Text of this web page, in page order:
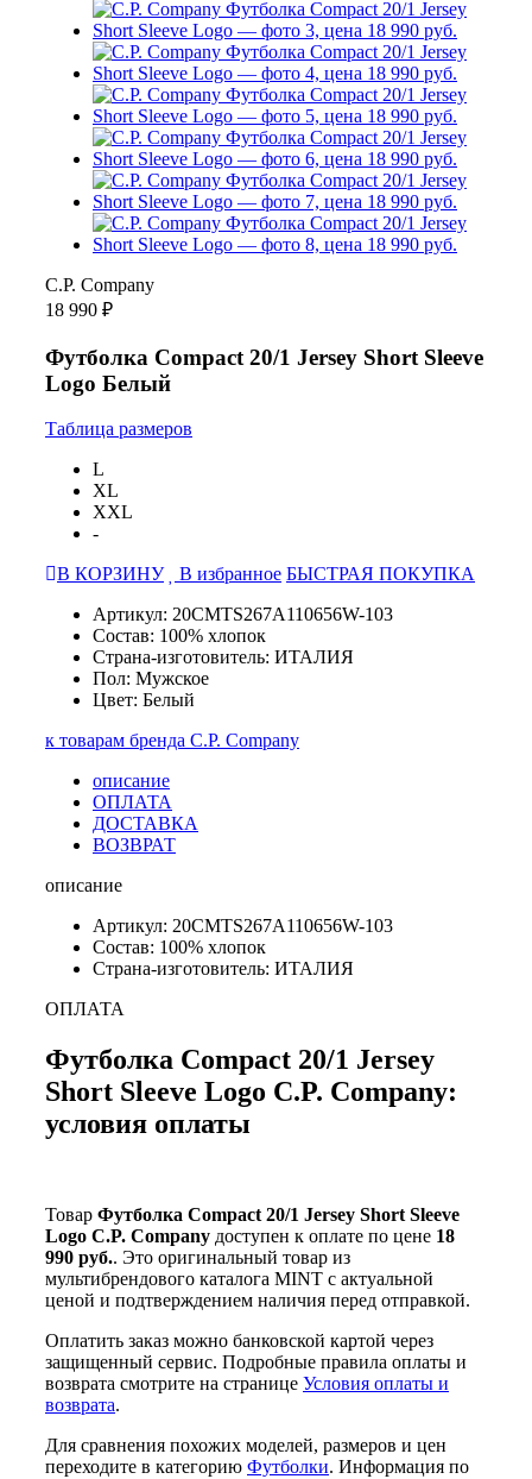
C.P. Company
18 990 ₽
Футболка Compact 20/1 Jersey Short Sleeve
Logo Белый
Таблица размеров
L
XL
XXL
-
В КОРЗИНУ
В избранное БЫСТРАЯ ПОКУПКА
Артикул: 20CMTS267A110656W-103
Состав: 100% хлопок
Страна-изготовитель: ИТАЛИЯ
Пол: Мужское
Цвет: Белый
к товарам бренда C.P. Company
описание
ОПЛАТА
ДОСТАВКА
ВОЗВРАТ
описание
Артикул: 20CMTS267A110656W-103
Состав: 100% хлопок
Страна-изготовитель: ИТАЛИЯ
ОПЛАТА
Футболка Compact 20/1 Jersey
Short Sleeve Logo C.P. Company:
условия оплаты
Товар Футболка Compact 20/1 Jersey Short Sleeve
Logo C.P. Company доступен к оплате по цене 18
990 руб.. Это оригинальный товар из
мультибрендового каталога MINT с актуальной
ценой и подтверждением наличия перед отправкой.
Оплатить заказ можно банковской картой через
защищенный сервис. Подробные правила оплаты и
возврата смотрите на странице Условия оплаты и
возврата.
Для сравнения похожих моделей, размеров и цен
переходите в категорию Футболки. Информация по